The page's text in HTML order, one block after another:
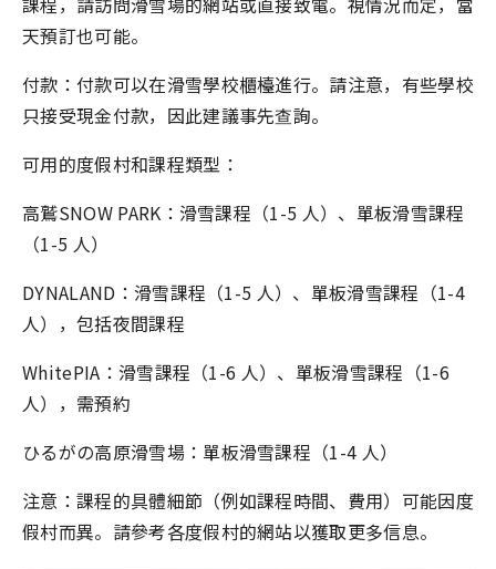
天預訂也可能。
付款：付款可以在滑雪學校櫃檯進行。請注意，有些學校
只接受現金付款，因此建議事先查詢。
可用的度假村和課程類型：
高鷲SNOW PARK：滑雪課程（1-5 人）、單板滑雪課程
（1-5 人）
DYNALAND：滑雪課程（1-5 人）、單板滑雪課程（1-4
人），包括夜間課程
WhitePIA：滑雪課程（1-6 人）、單板滑雪課程（1-6
人），需預約
ひるがの高原滑雪場：單板滑雪課程（1-4 人）
注意：課程的具體細節（例如課程時間、費用）可能因度
假村而異。請參考各度假村的網站以獲取更多信息。